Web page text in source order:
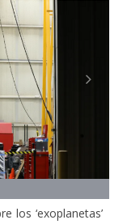
los ‘exoplanetas’